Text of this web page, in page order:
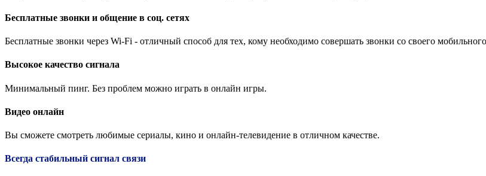
Бесплатные звонки и общение в соц. сетях
Бесплатные звонки через Wi-Fi - отличный способ для тех, кому необходимо совершать звонки со своего
Высокое качество сигнала
Минимальный пинг. Без проблем можно играть в онлайн игры.
Видео онлайн
Вы сможете смотреть любимые сериалы, кино и онлайн-телевидение в отличном качестве.
Всегда стабильный сигнал связи